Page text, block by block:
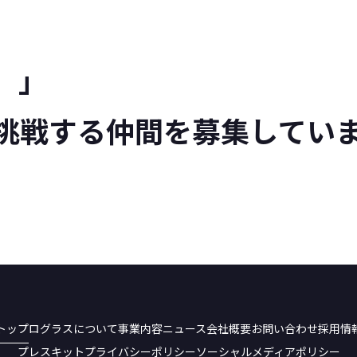
戦する仲間を募集してい
ップログラスについて事業内容ニュース会社概要お問い合わせ採用情
プレスキットプライバシーポリシーソーシャルメディアポリシー